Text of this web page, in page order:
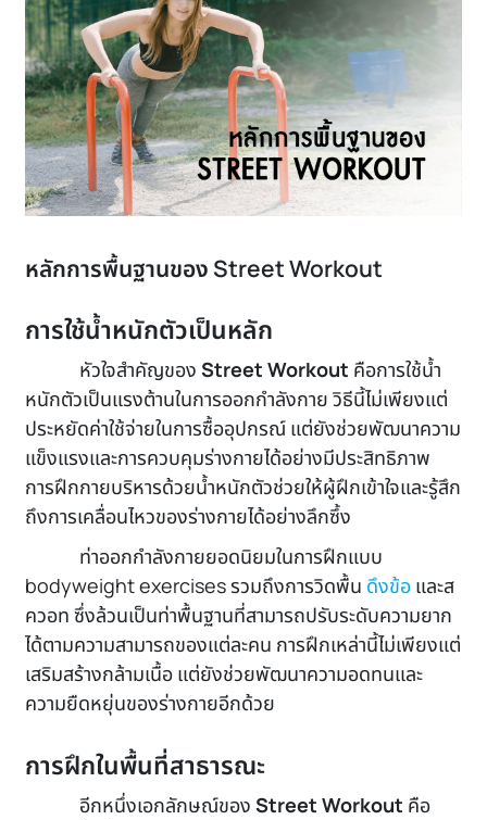
หลักการพื้นฐานของ Street Workout
การใช้น้ำหนักตัวเป็นหลัก
หัวใจสำคัญของStreet Workout คือการใช้น้ำ
หนักตัวเป็นแรงต้านในการออกกำลังกาย วิธีนี้ไม่เพียงแต่
ประหยัดค่าใช้จ่ายในการซื้ออุปกรณ์ แต่ยังช่วยพัฒนาความ
แข็งแรงและการควบคุมร่างกายได้อย่างมีประสิทธิภาพ
การฝึกกายบริหารด้วยน้ำหนักตัวช่วยให้ผู้ฝึกเข้าใจและรู้สึก
ถึงการเคลื่อนไหวของร่างกายได้อย่างลึกซึ้ง
ท่าออกกำลังกายยอดนิยมในการฝึกแบบ
bodyweight exercises รวมถึงการวิดพื้น ดึงข้อ และส
ควอท ซึ่งล้วนเป็นท่าพื้นฐานที่สามารถปรับระดับความยาก
ได้ตามความสามารถของแต่ละคน การฝึกเหล่านี้ไม่เพียงแต่
เสริมสร้างกล้ามเนื้อ แต่ยังช่วยพัฒนาความอดทนและ
ความยืดหยุ่นของร่างกายอีกด้วย
การฝึกในพื้นที่สาธารณะ
อีกหนึ่งเอกลักษณ์ของStreet Workout คือ